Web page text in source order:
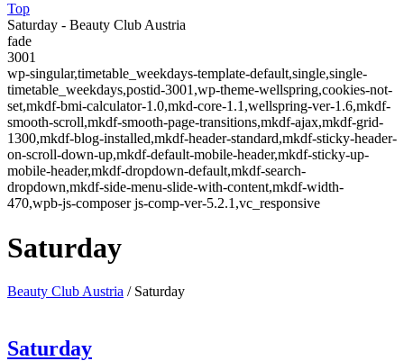
Top
Saturday - Beauty Club Austria
fade
3001
wp-singular,timetable_weekdays-template-default,single,single-
timetable_weekdays,postid-3001,wp-theme-wellspring,cookies-not-
set,mkdf-bmi-calculator-1.0,mkd-core-1.1,wellspring-ver-1.6,mkdf-
smooth-scroll,mkdf-smooth-page-transitions,mkdf-ajax,mkdf-grid-
1300,mkdf-blog-installed,mkdf-header-standard,mkdf-sticky-header-
on-scroll-down-up,mkdf-default-mobile-header,mkdf-sticky-up-
mobile-header,mkdf-dropdown-default,mkdf-search-
dropdown,mkdf-side-menu-slide-with-content,mkdf-width-
470,wpb-js-composer js-comp-ver-5.2.1,vc_responsive
Saturday
Beauty Club Austria / Saturday
Saturday